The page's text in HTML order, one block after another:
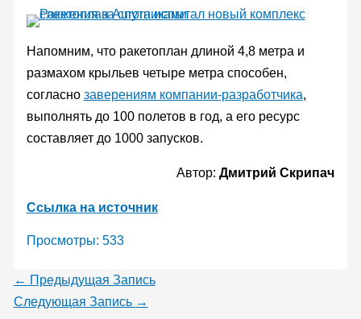
Напомним, что ракетоплан длиной 4,8 метра и
размахом крыльев четыре метра способен,
согласно заверениям компании-разработчика,
выполнять до 100 полетов в год, а его ресурс
составляет до 1000 запусков.
Автор:Дмитрий Скрипач
Ссылка на источник
Просмотры: 533
← Предыдущая Запись
Следующая Запись →